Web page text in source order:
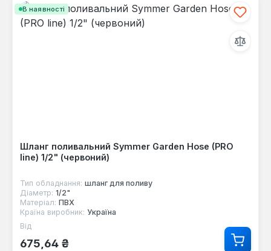
В наявності
Шланг поливальний Symmer Garden Hose (PRO
line) 1/2" (червоний)
Тип обладнання: шланг для поливу
Діаметр: 1/2"
Матеріал: ПВХ
Країна виробник: Україна
Звичайна ціна:
Від
675,64 ₴